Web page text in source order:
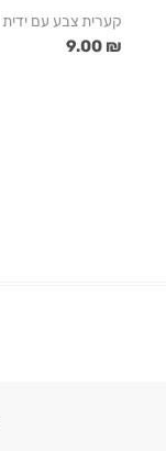
קערית צבע עם ידית
₪ 9.00